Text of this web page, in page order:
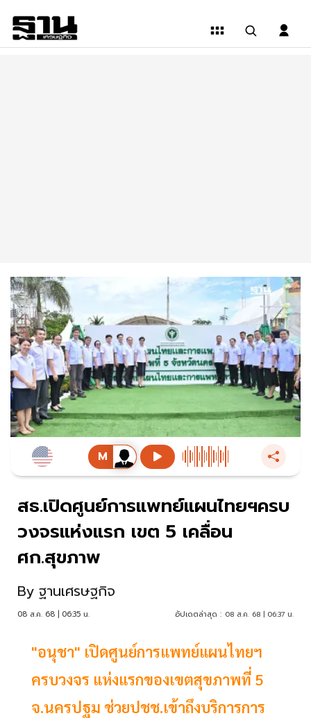
สธ.เปิดศูนย์การแพทย์แผนไทยฯครบ
วงจรแห่งแรก เขต 5 เคลื่อน
ศก.สุขภาพ
By ฐานเศรษฐกิจ
08 ส.ค. 68 | 06:35 น. อัปเดตล่าสุด : 08 ส.ค. 68 | 06:37 น.
"อนุชา" เปิดศูนย์การแพทย์แผนไทยฯ
ครบวงจร แห่งแรกของเขตสุขภาพที่ 5
จ.นครปฐม ช่วยปชช.เข้าถึงบริการการ